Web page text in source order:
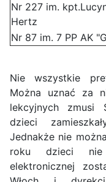
Nr 227 im.
Hertz
Nr 87 im. 7 PP AK
Nie wszystkie
Można uznać za
lekcyjnych zmusi
dzieci
Jednakże nie
roku dzieci nie
elektronicznej